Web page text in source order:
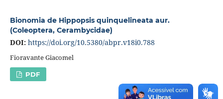
Bionomia de Hippopsis quinquelineata aur.
(Coleoptera, Cerambycidae)
DOI: https://doi.org/10.5380/abpr.v18i0.788
Fioravante Giacomel
PDF